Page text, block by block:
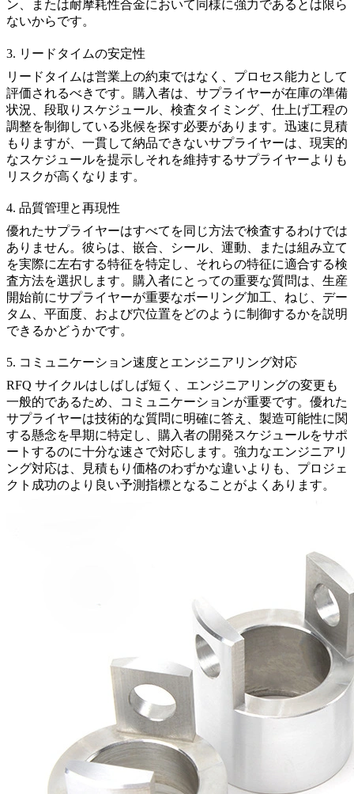
ン、または耐摩耗性合金において同様に強力であるとは限ら
ないからです。
3. リードタイムの安定性
リードタイムは営業上の約束ではなく、プロセス能力として
評価されるべきです。購入者は、サプライヤーが在庫の準備
状況、段取りスケジュール、検査タイミング、仕上げ工程の
調整を制御している兆候を探す必要があります。迅速に見積
もりますが、一貫して納品できないサプライヤーは、現実的
なスケジュールを提示しそれを維持するサプライヤーよりも
リスクが高くなります。
4. 品質管理と再現性
優れたサプライヤーはすべてを同じ方法で検査するわけでは
ありません。彼らは、嵌合、シール、運動、または組み立て
を実際に左右する特征を特定し、それらの特征に適合する検
査方法を選択します。購入者にとっての重要な質問は、生産
開始前にサプライヤーが重要なボーリング加工、ねじ、デー
タム、平面度、および穴位置をどのように制御するかを説明
できるかどうかです。
5. コミュニケーション速度とエンジニアリング対応
RFQ サイクルはしばしば短く、エンジニアリングの変更も
一般的であるため、コミュニケーションが重要です。優れた
サプライヤーは技術的な質問に明確に答え、製造可能性に関
する懸念を早期に特定し、購入者の開発スケジュールをサポ
ートするのに十分な速さで対応します。強力なエンジニアリ
ング対応は、見積もり価格のわずかな違いよりも、プロジェ
クト成功のより良い予測指標となることがよくあります。